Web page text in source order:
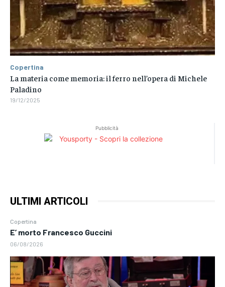
Pubblicità
ULTIMI ARTICOLI
Copertina
E’ morto Francesco Guccini
06/08/2026
Copertina
La materia come memoria: il ferro nell’opera di Michele
Paladino
19/12/2025